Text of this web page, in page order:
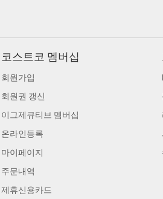
코스트코 멤버십
회원가입
회원권 갱신
이그제큐티브 멤버십
온라인등록
마이페이지
주문내역
제휴신용카드